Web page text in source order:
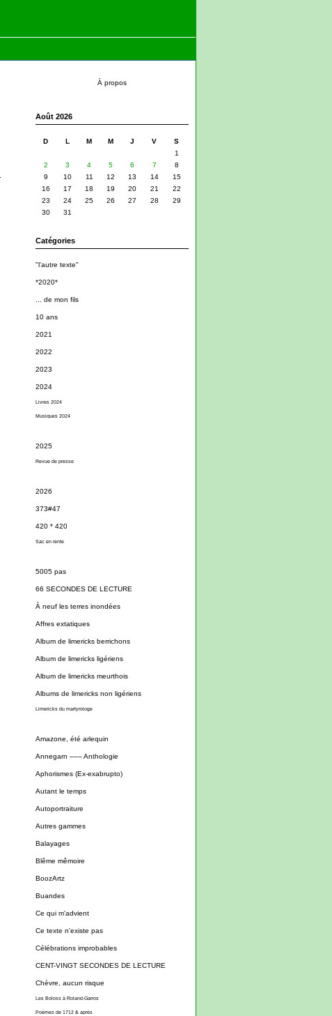
À propos
Août 2026
D L M M J V
S
1
2
3 4 5 6 7
8
9
10 11 12 13 14
15
16
17 18 19 20 21
22
23
24 25 26 27 28
29
30
31
Catégories
"l'autre texte"
*2020*
... de mon fils
10 ans
2021
2022
2023
2024
Livres 2024
Musiques 2024
2025
Revue de presse
2026
373#47
420 * 420
Sac en rente
5005 pas
66 SECONDES DE LECTURE
À neuf les terres inondées
Affres extatiques
Album de limericks berrichons
Album de limericks ligériens
Album de limericks meurthois
Albums de limericks non ligériens
Limericks du martyrologe
Amazone, été arlequin
Annegarn ––– Anthologie
Aphorismes (Ex-exabrupto)
Autant le temps
Autoportraiture
Autres gammes
Balayages
Blême mêmoire
BoozArtz
Buandes
Ce qui m'advient
Ce texte n'existe pas
Célébrations improbables
CENT-VINGT SECONDES DE LECTURE
Chèvre, aucun risque
Les Boloss à Roland-Garros
Poèmes de 1712 & après